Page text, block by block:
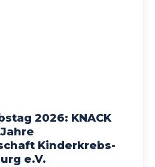
2026: KNACK
Jahre
Kinderkrebs-
e.V.